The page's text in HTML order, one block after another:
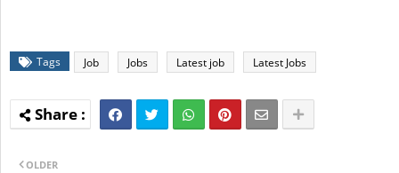
Tags Job Jobs Latest job Latest Jobs
OLDER